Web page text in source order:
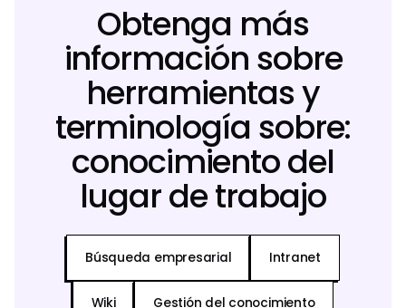
Obtenga más
información sobre
herramientas y
terminología sobre:
conocimiento del
lugar de trabajo
Búsqueda empresarial Intranet
Wiki Gestión del conocimiento